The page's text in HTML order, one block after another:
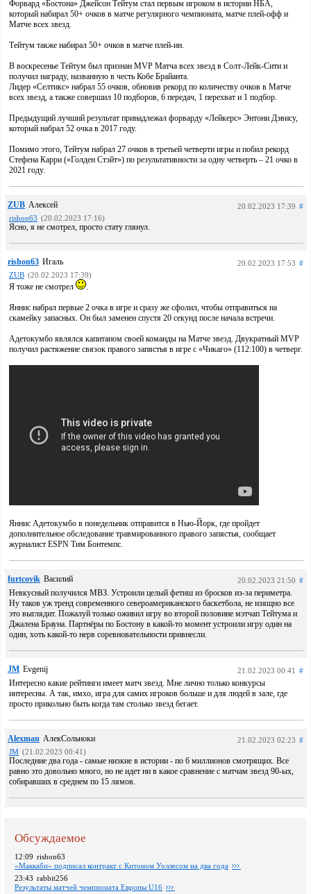
Форвард «Бостона» Джейсон Тейтум стал первым игроком в истории НБА,
который набирал 50+ очков в матче регулярного чемпионата, матче плей-офф и
Матче всех звезд.
Тейтум также набирал 50+ очков в матче плей-ин.
В воскресенье Тейтум был признан MVP Матча всех звезд в Солт-Лейк-Сити и
получил награду, названную в честь Кобе Брайанта.
Лидер «Селтикс» набрал 55 очков, обновив рекорд по количеству очков в Матче
всех звезд, а также совершил 10 подборов, 6 передач, 1 перехват и 1 подбор.
Предыдущий лучший результат принадлежал форварду «Лейкерс» Энтони Дэвису,
который набрал 52 очка в 2017 году.
Помимо этого, Тейтум набрал 27 очков в третьей четверти игры и побил рекорд
Стефена Карри («Голден Стэйт») по результативности за одну четверть – 21 очко в
2021 году.
ZUB Алексей 20.02.2023 17:39 #
rishon63 (20.02.2023 17:16)
Ясно, я не смотрел, просто стату глянул.
rishon63 Игаль 20.02.2023 17:53 #
ZUB (20.02.2023 17:39)
Я тоже не смотрел
Яннис набрал первые 2 очка в игре и сразу же сфолил, чтобы отправиться на
скамейку запасных. Он был заменен спустя 20 секунд после начала встречи.
Адетокумбо являлся капитаном своей команды на Матче звезд. Двукратный MVP
получил растяжение связок правого запястья в игре с «Чикаго» (112:100) в четверг.
Яннис Адетокумбо в понедельник отправится в Нью-Йорк, где пройдет
дополнительное обследование травмированного правого запястья, сообщает
журналист ESPN Тим Бонтемпс.
furtcovik Василий 20.02.2023 21:50 #
Невкусный получился МВЗ. Устроили целый фетиш из бросков из-за периметра.
Ну таков уж тренд современного североамериканского баскетбола, не изящно все
это выглядит. Пожалуй только оживил игру во второй половине мэтчап Тейтума и
Джалена Брауна. Партнёры по Бостону в какой-то момент устроили игру один на
один, хоть какой-то нерв соревновательности привнесли.
JM Evgenij 21.02.2023 00:41 #
Интересно какие рейтинги имеет матч звезд. Мне лично только конкурсы
интересны. А так, имхо, игра для самих игроков больше и для людей в зале, где
просто прикольно быть когда там столько звезд бегает.
Alexman АлекСольноки 21.02.2023 02:23 #
JM (21.02.2023 00:41)
Последние два года - самые низкие в истории - по 6 миллионов смотрящих. Все
равно это довольно много, но не идет ни в какое сравнение с матчам звезд 90-ых,
собиравших в среднем по 15 лямов.
Обсуждаемое
12:09 rishon63
«Маккаби» подписал контракт с Китоном Уоллесом на два года
23:43 rabbit256
Pезультаты матчей чемпионата Европы U16